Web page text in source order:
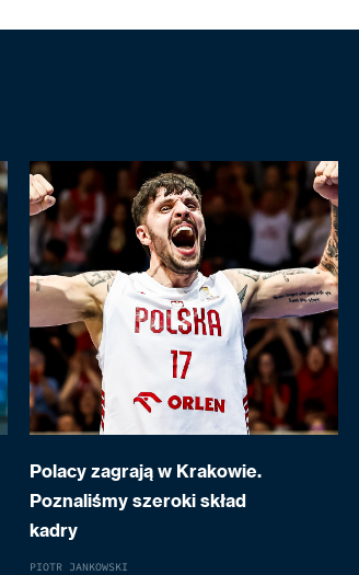
Polacy zagrają w Krakowie.
Poznaliśmy szeroki skład
kadry
PIOTR JANKOWSKI